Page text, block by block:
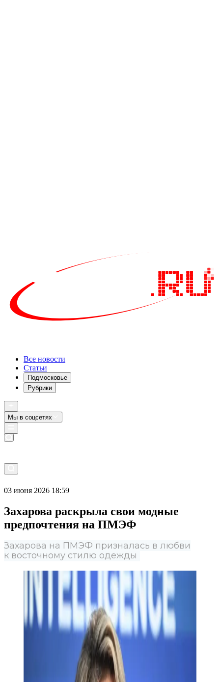
Все новости
Статьи
Подмосковье
Рубрики
Мы в соцсетях
03 июня 2026 18:59
Захарова раскрыла свои модные
предпочтения на ПМЭФ
Захарова на ПМЭФ призналась в любви
к восточному стилю одежды